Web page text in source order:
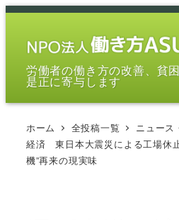
メ
労働者の働き方の改善、貧
是正に寄与します
ホーム 全投稿一覧 ニュース
経済 東日本大震災による工場休
機”再来の現実味